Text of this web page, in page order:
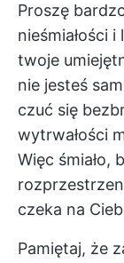
Proszę
nieśmiałości
twoje
nie jesteś
czuć się
wytrwałości
Więc śmiało,
czeka na
Pamiętaj, że